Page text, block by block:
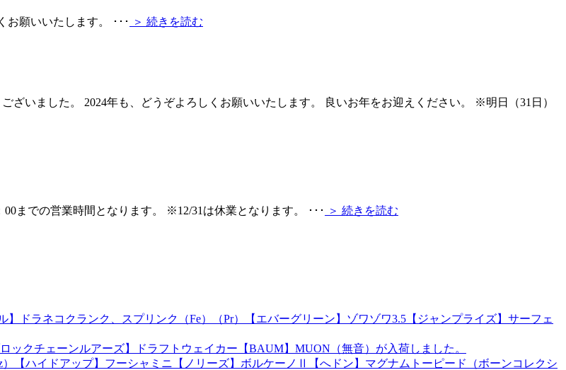
お願いいたします。
･･･ ＞ 続きを読む
ざいました。 2024年も、どうぞよろしくお願いいたします。 良いお年をお迎えください。 ※明日（31日）
までの営業時間となります。 ※12/31は休業となります。
･･･
＞ 続きを読む
ドラネコクランク、スプリンク（Fe）（Pr）【エバーグリーン】ゾワゾワ3.5【ジャンプライズ】サーフェ
ックチェーンルアーズ】ドラフトウェイカー【BAUM】MUON（無音）が入荷しました。
）【ハイドアップ】フーシャミニ【ノリーズ】ボルケーノⅡ【へドン】マグナムトーピード（ボーンコレクシ